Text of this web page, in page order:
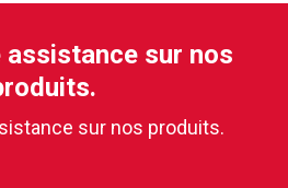
assistance sur nos
sur nos produits.